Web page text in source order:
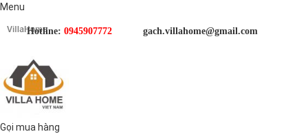
Menu
Hotline: 0945907772 gach.villahome@gmail.com
Gọi mua hàng